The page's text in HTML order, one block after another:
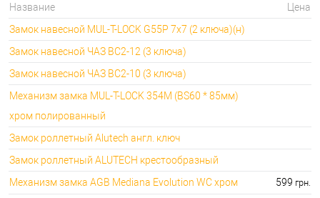
🔐Замки для ролетов:
🔑 самый дешевый: 600.00 грн. самый дорогой:
660.00 грн.
Название
Цена
Замок навесной MUL-T-LOCK G55P 7x7 (2 ключа)(н)
Замок навесной ЧАЗ ВС2-12 (3 ключа)
Замок навесной ЧАЗ ВС2-10 (3 ключа)
Механизм замка MUL-T-LOCK 354M (BS60 * 85мм)
хром полированный
Замок роллетный Alutech англ. ключ
Замок роллетный ALUTECH крестообразный
Механизм замка AGB Mediana Evolution WC хром
599 грн.